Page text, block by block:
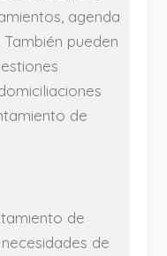
agenda
pueden
de
de
de